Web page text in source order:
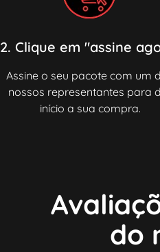
2. Clique em "assine
Assine o seu pacote com um
nossos representantes para
início a sua compra.
do